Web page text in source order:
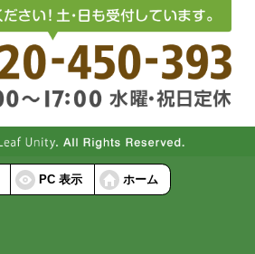
PC 表示 ホーム